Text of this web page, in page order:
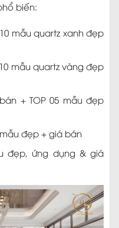
biến:
mẫu quartz xanh đẹp
mẫu quartz vàng đẹp
+ TOP 05 mẫu đẹp
đẹp + giá bán
đẹp, ứng dụng & giá